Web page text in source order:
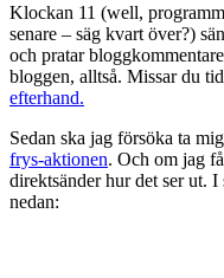
Klockan 11 (well,
senare – säg kvart över?)
och pratar
bloggen, alltså. Missar du
efterhand.
Sedan ska jag försöka ta
frys-aktionen. Och om jag
direktsänder hur det ser ut.
nedan: